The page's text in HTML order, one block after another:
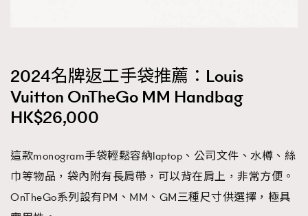
2024名牌返工手袋推薦：​​Louis
Vuitton OnTheGo MM Handbag
HK$26,000
這款monogram手袋輕鬆容納laptop、公司文件、水樽、絲
巾等物品，袋內附有長肩帶，可以背在肩上，非常方便。
OnTheGo系列設有PM、MM、GM三種尺寸供選擇，極具